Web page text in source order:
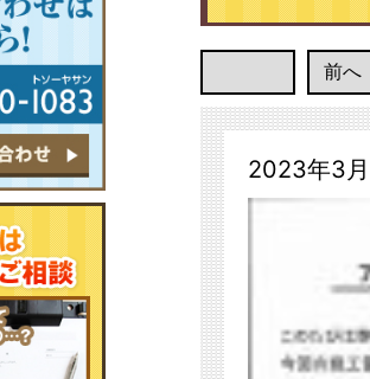
前へ
2023年3